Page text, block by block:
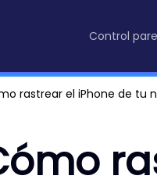
Control
rastrear el iPhone de tu